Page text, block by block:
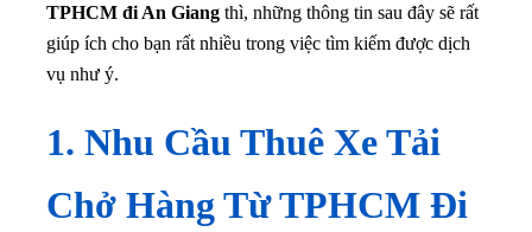
TPHCM đi An Giang thì, những thông tin sau đây sẽ rất
giúp ích cho bạn rất nhiều trong việc tìm kiếm được dịch
vụ như ý.
1. Nhu Cầu Thuê Xe Tải
Chở Hàng Từ TPHCM Đi